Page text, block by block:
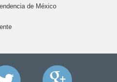
de México